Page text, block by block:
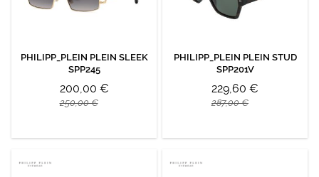
PHILIPP_PLEIN PLEIN SLEEK
SPP245
200,00 €
250,00 €
PHILIPP_PLEIN PLEIN STUD
SPP201V
229,60 €
287,00 €